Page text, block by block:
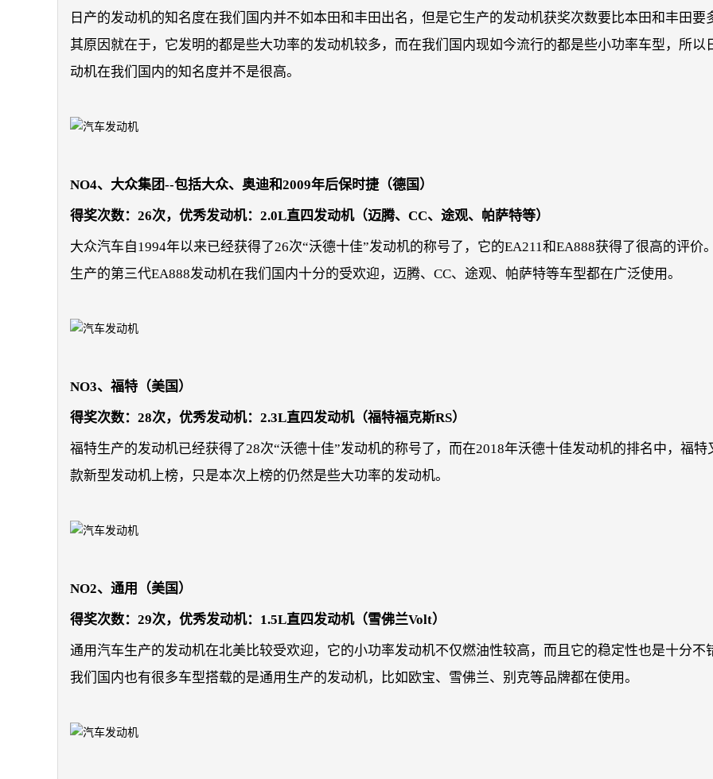
日产的发动机的知名度在我们国内并不如本田和丰田出名，但是它生产的发动机获奖次数要比本田和丰田要
其原因就在于，它发明的都是些大功率的发动机较多，而在我们国内现如今流行的都是些小功率车型，所以
动机在我们国内的知名度并不是很高。
NO4、大众集团--包括大众、奥迪和2009年后保时捷（德国）
得奖次数：26次，优秀发动机：2.0L直四发动机（迈腾、CC、途观、帕萨特等）
大众汽车自1994年以来已经获得了26次“沃德十佳”发动机的称号了，它的EA211和EA888获得了很高的评价
生产的第三代EA888发动机在我们国内十分的受欢迎，迈腾、CC、途观、帕萨特等车型都在广泛使用。
NO3、福特（美国）
得奖次数：28次，优秀发动机：2.3L直四发动机（福特福克斯RS）
福特生产的发动机已经获得了28次“沃德十佳”发动机的称号了，而在2018年沃德十佳发动机的排名中，福特
款新型发动机上榜，只是本次上榜的仍然是些大功率的发动机。
NO2、通用（美国）
得奖次数：29次，优秀发动机：1.5L直四发动机（雪佛兰Volt）
通用汽车生产的发动机在北美比较受欢迎，它的小功率发动机不仅燃油性较高，而且它的稳定性也是十分不
我们国内也有很多车型搭载的是通用生产的发动机，比如欧宝、雪佛兰、别克等品牌都在使用。